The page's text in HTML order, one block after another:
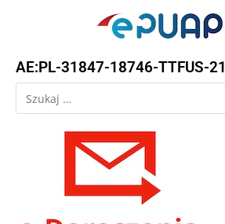
AE:PL-31847-18746-TTFUS-21